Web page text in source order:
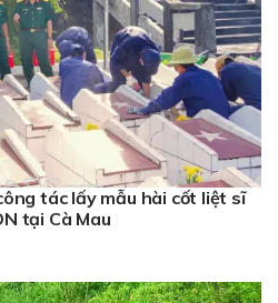
tác lấy mẫu hài cốt liệt sĩ
tại Cà Mau